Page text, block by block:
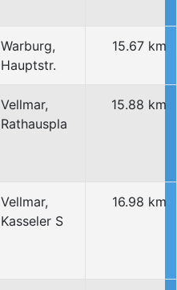
Warburg,
Hauptstr.
15.67 km
Vellmar,
Rathauspla
15.88 km
Vellmar,
Kasseler S
16.98 km